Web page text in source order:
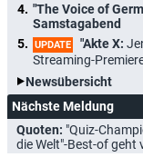
"The Voice of
Samstagabend
UPDATE "Akte X:
Streaming-
Newsübersicht
Nächste Meldung
Quoten: "Quiz-
die Welt"-Best-of geht